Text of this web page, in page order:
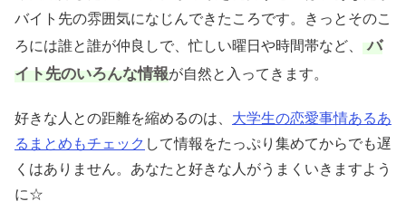
バイト先の雰囲気になじんできたころです。きっとそのこ
ろには誰と誰が仲良しで、忙しい曜日や時間帯など、
バ
イト先のいろんな情報が自然と入ってきます。
好きな人との距離を縮めるのは、 大学生の恋愛事情あるあ
るまとめもチェック して情報をたっぷり集めてからでも遅
くはありません。あなたと好きな人がうまくいきますよう
に☆